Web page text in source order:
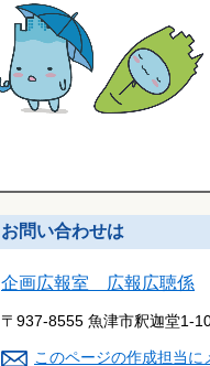
お問い合わせは
企画広報室 広報広聴係
〒937-8555 魚津市釈迦堂1-
このページの作成担当に